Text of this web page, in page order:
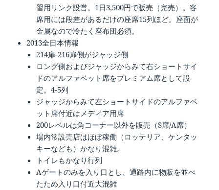
習用リンク設営。1日3,500円で販売（完売）。客
席用には段差があるだけの座席15列ほど。座面が
金属なので冷たく座布団必須。
2013全日本情報
214扉-216扉側がジャッジ側
ロング側およびジャッジからみて右ショートサイ
ドのアルファベット席をプレミアム席として設
定。4-5列
ジャッジからみて左ショートサイドのアルファベ
ット席付近はメディア用席
200レベルは角コーナー以外を販売（S席/A席）
場内常設売店はほぼ稼働（ロッテリア、ケンタッ
キーなども）かなり混雑。
トイレもかなり行列
Aゲートのみを入り口とし、通路内に物販を並べ
たため入り口付近大混雑